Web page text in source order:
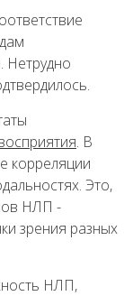
Нетрудно
. В
корреляции
Это,
НЛП -
зрения разных
НЛП,